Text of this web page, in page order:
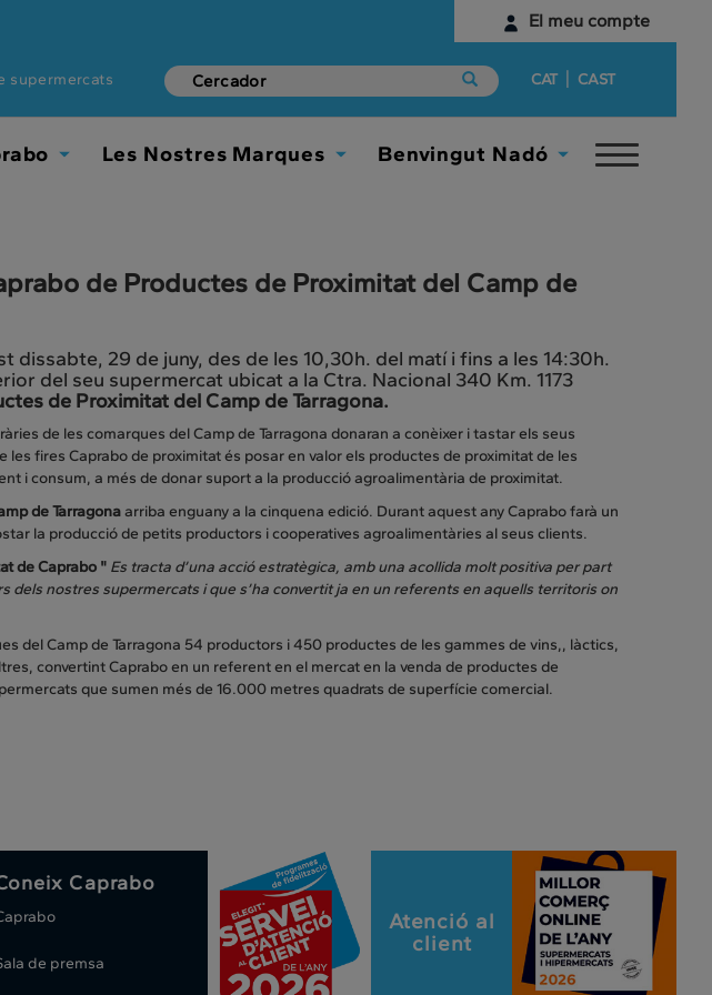
El meu compte
Identifica't
Comença aquí
supermercats CAT | CAST
Les Nostres Marques Benvingut Nadó
Toggle
de Productes de Proximitat del Camp de
dissabte, 29 de juny, des de les 10,30h. del matí i fins a les 14:30h.
del seu supermercat ubicat a la Ctra. Nacional 340 Km. 1173
de Proximitat del Camp de Tarragona.
de les comarques del Camp de Tarragona donaran a conèixer i tastar els seus
fires Caprabo de proximitat és posar en valor els productes de proximitat de les
i consum, a més de donar suport a la producció agroalimentària de proximitat.
de Tarragonaarriba enguany a la cinquena edició. Durant aquest any Caprabo farà un
la producció de petits productors i cooperatives agroalimentàries al seus clients.
de Caprabo " Es tracta d’una acció estratègica, amb una acollida molt positiva per part
dels nostres supermercats i que s’ha convertit ja en un referents en aquells territoris on
del Camp de Tarragona 54 productors i 450 productes de les gammes de vins,, làctics,
convertint Caprabo en un referent en el mercat en la venda de productes de
que sumen més de 16.000 metres quadrats de superfície comercial.
Caprabo
de premsa
Atenció al
client